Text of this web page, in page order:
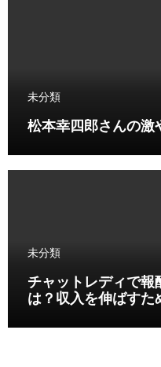
未分類
松本幸四郎さんの激
未分類
チャットレディで報
は？収入を伸ばすた